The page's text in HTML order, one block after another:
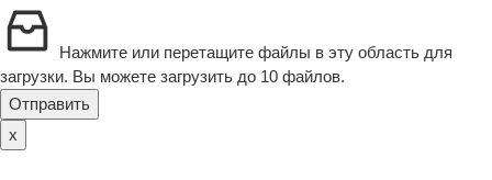
Нажмите или перетащите файлы в эту область для
загрузки. Вы можете загрузить до 10 файлов.
Отправить
x